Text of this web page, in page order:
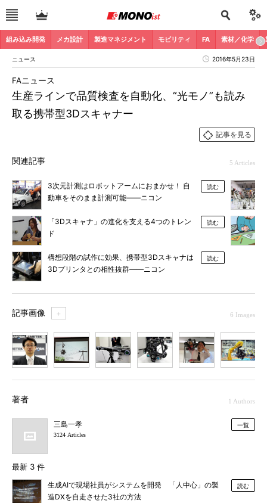
組み込み開発 メカ設計 製造マネジメント モビリティ FA 素材／化学
ニュース 2016年5月23日
生産ラインで品質検査を自動化、“光モノ”も読み
取る携帯型3Dスキャナー
FAニュース
記事を見る
関連記事 5 Articles
3次元計測はロボットアームにおまかせ！ 自
動車をそのまま計測可能――ニコン
読む
「3Dスキャナ」の進化を支える4つのトレン
ド
読む
構想段階の試作に効果、携帯型3Dスキャナは
3Dプリンタとの相性抜群――ニコン
読む
記事画像 ＋ 6 Images
著者 1 Authors
三島一孝
3124 Articles
一覧
最新 3 件
生成AIで現場社員がシステムを開発 「人中心」の製
造DXを自走させた3社の方法
読む